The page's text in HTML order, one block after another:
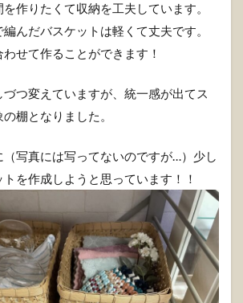
作りたくて収納を工夫しています。
んだバスケットは軽くて丈夫です。
せて作ることができます！
つ変えていますが、統一感が出てス
棚となりました。
（写真には写ってないのですが…）少し
を作成しようと思っています！！